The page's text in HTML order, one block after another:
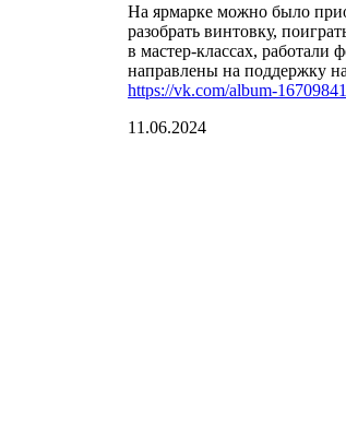
На ярмарке можно было
разобрать винтовку,
в мастер-классах, работали
направлены на поддержку
https://vk.com/album-
11.06.2024